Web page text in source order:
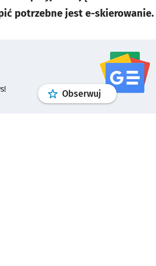
potrzebne jest e-skierowanie.
Obserwuj profilgoogle